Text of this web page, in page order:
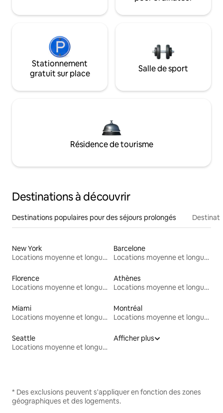
Stationnement
gratuit sur place
Salle de sport
Résidence de tourisme
Destinations à découvrir
Destinations populaires pour des séjours prolongés
New York
Locations moyenne et longue durée
Barcelone
Locations moyenne et longue durée
Florence
Locations moyenne et longue durée
Athènes
Locations moyenne et longue durée
Miami
Locations moyenne et longue durée
Montréal
Locations moyenne et longue durée
Seattle
Locations moyenne et longue durée
Afficher plus
* Des exclusions peuvent s'appliquer en fonction des zones
géographiques et des logements.